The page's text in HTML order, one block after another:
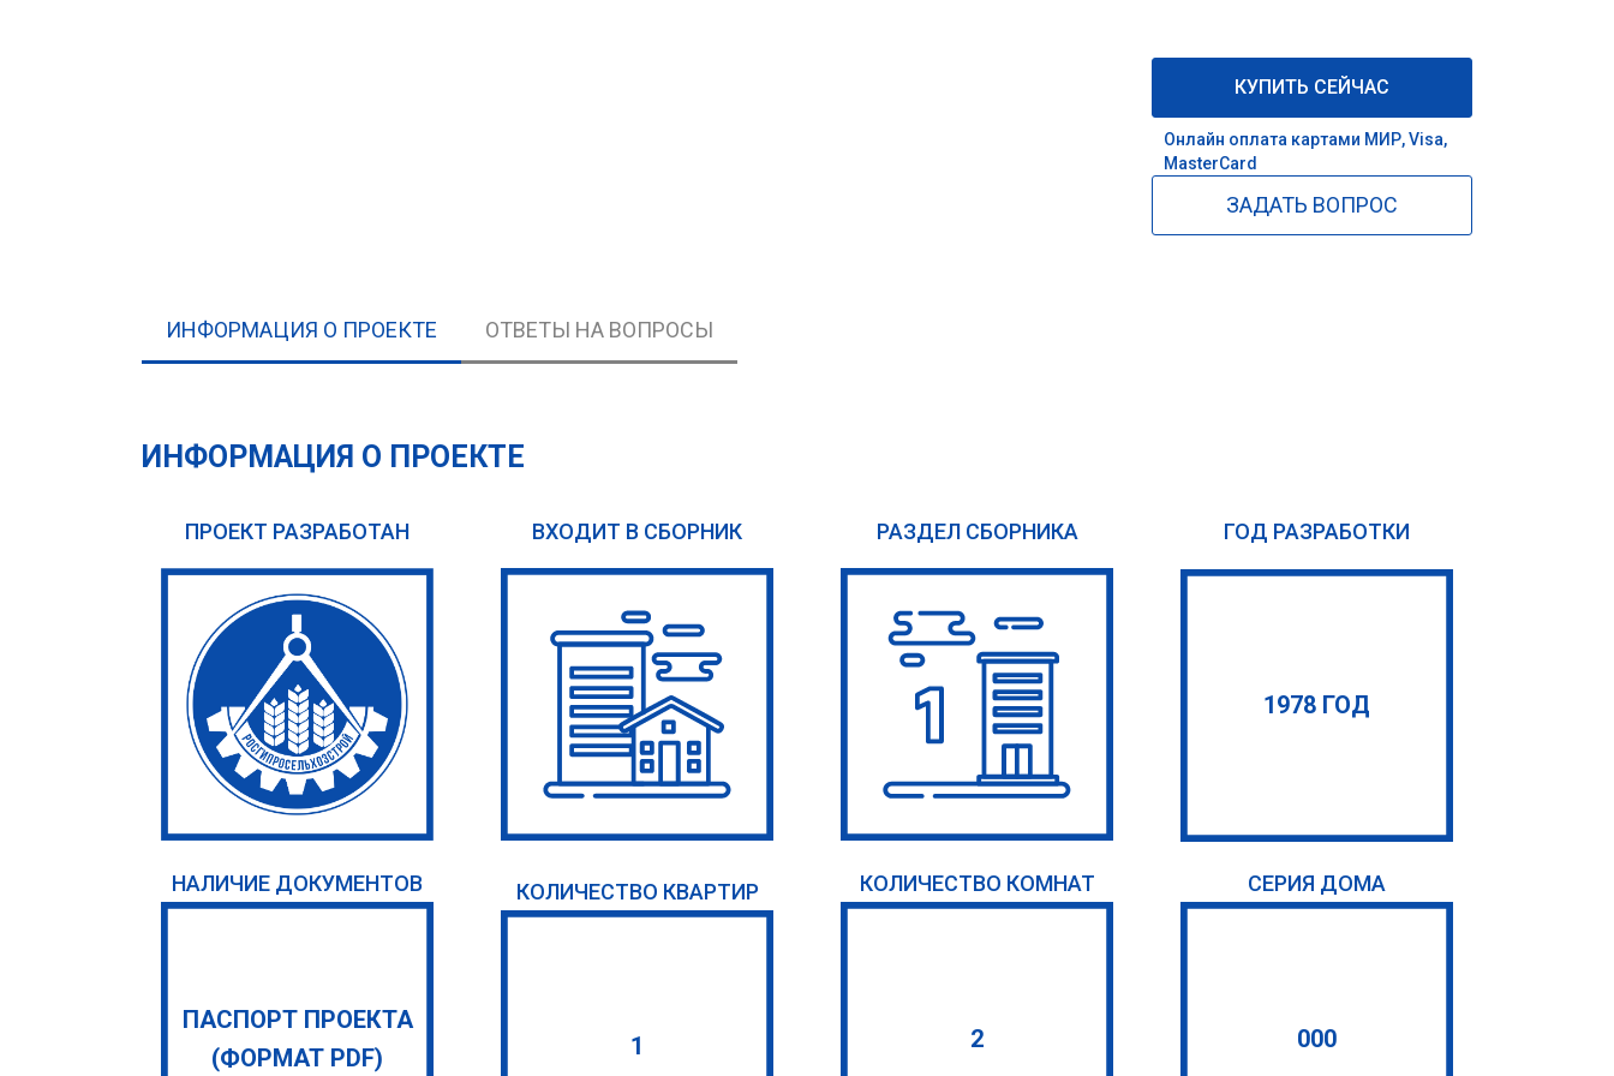
КУПИТЬ СЕЙЧАС
Онлайн оплата картами МИР, Visa,
MasterCard
ЗАДАТЬ ВОПРОС
ИНФОРМАЦИЯ О ПРОЕКТЕ ОТВЕТЫ НА ВОПРОСЫ
ИНФОРМАЦИЯ О ПРОЕКТЕ
ПРОЕКТ РАЗРАБОТАН ВХОДИТ В СБОРНИК РАЗДЕЛ СБОРНИКА ГОД РАЗРАБОТКИ
1978 ГОД
НАЛИЧИЕ ДОКУМЕНТОВ
ПАСПОРТ ПРОЕКТА
(ФОРМАТ PDF)
КОЛИЧЕСТВО КВАРТИР
1
КОЛИЧЕСТВО КОМНАТ
2
СЕРИЯ ДОМА
000